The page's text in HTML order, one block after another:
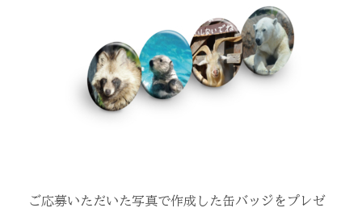
ご応募いただいた写真で作成した缶バッジをプレゼ